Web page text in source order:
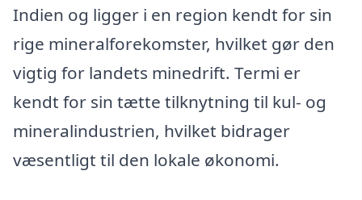
Indien og ligger i en region kendt for sin
rige mineralforekomster, hvilket gør den
vigtig for landets minedrift. Termi er
kendt for sin tætte tilknytning til kul- og
mineralindustrien, hvilket bidrager
væsentligt til den lokale økonomi.